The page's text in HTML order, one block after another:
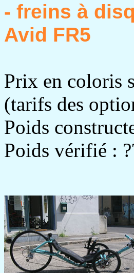
- freins à
Avid FR5
Prix en coloris
(tarifs des
Poids
Poids vérifié :